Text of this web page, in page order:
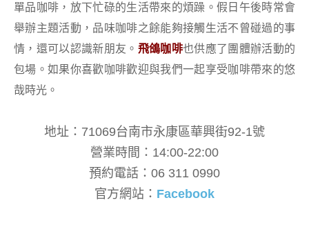
單品咖啡，放下忙碌的生活帶來的煩躁。假日午後時常會
舉辦主題活動，品味咖啡之餘能夠接觸生活不曾碰過的事
情，還可以認識新朋友。 飛鴿咖啡也供應了團體辦活動的
包場。如果你喜歡咖啡歡迎與我們一起享受咖啡帶來的悠
哉時光。
地址：71069台南市永康區華興街92-1號
營業時間：14:00-22:00
預約電話：06 311 0990
官方網站： Facebook